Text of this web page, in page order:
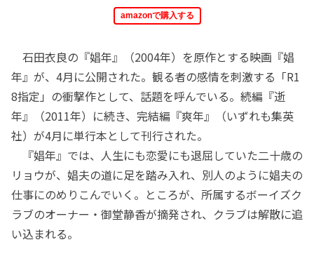
amazonで購入する
石田衣良の『娼年』（2004年）を原作とする映画『娼
年』が、4月に公開された。観る者の感情を刺激する「R1
8指定」の衝撃作として、話題を呼んでいる。続編『逝
年』（2011年）に続き、完結編『爽年』（いずれも集英
社）が4月に単行本として刊行された。
『娼年』では、人生にも恋愛にも退屈していた二十歳の
リョウが、娼夫の道に足を踏み入れ、別人のように娼夫の
仕事にのめりこんでいく。ところが、所属するボーイズク
ラブのオーナー・御堂静香が摘発され、クラブは解散に追
い込まれる。